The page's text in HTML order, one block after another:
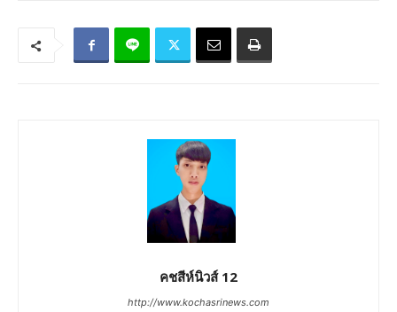
คชสีห์นิวส์ 12
http://www.kochasrinews.com